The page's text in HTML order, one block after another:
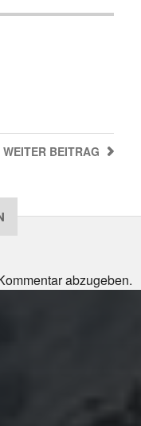
WEITER BEITRAG
abzugeben.